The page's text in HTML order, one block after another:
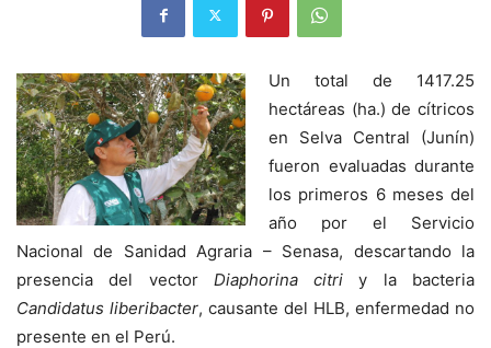
Un total de 1417.25
hectáreas (ha.) de cítricos
en Selva Central (Junín)
fueron evaluadas durante
los primeros 6 meses del
año por el Servicio
Nacional de Sanidad Agraria – Senasa, descartando la
presencia del vector Diaphorina citri y la bacteria
Candidatus liberibacter, causante del HLB, enfermedad no
presente en el Perú.